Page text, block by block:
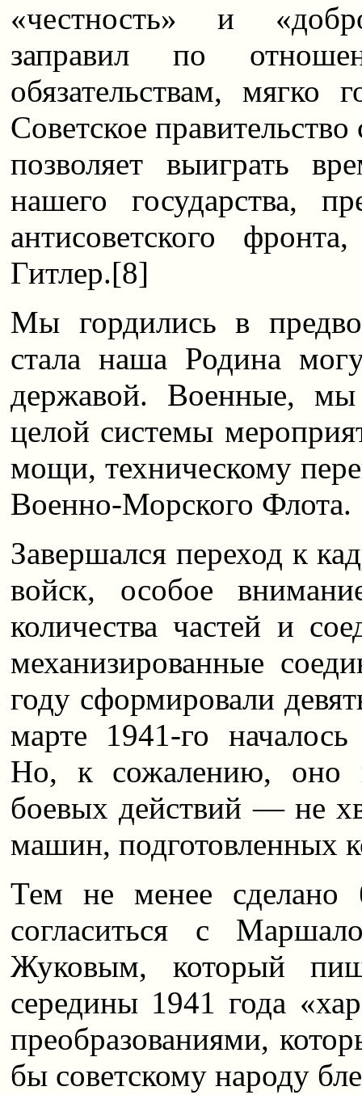
«честность» и
заправил по
обязательствам,
Советское
позволяет выиграть
нашего государства,
антисоветского
Гитлер.[8]
Мы гордились в
стала наша Родина
державой. Военные, мы
целой системы
мощи, техническому
Военно-Морского Флота.
Завершался переход к
войск, особое
количества частей и
механизированные
году сформировали
марте 1941-го
Но, к сожалению, оно
боевых действий — не
машин, подготовленных
Тем не менее
согласиться с
Жуковым, который
середины 1941 года
преобразованиями,
бы советскому народу